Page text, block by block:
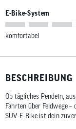
E-Bike-System
komfortabel
BESCHREIBUNG
Ob tägliches Pendeln,
Fahrten über Feldwege –
SUV-E-Bike ist dein